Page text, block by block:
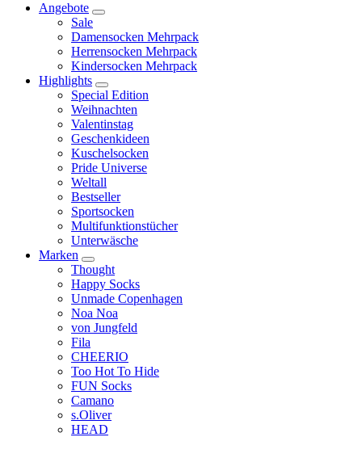
Angebote
Sale
Damensocken Mehrpack
Herrensocken Mehrpack
Kindersocken Mehrpack
Highlights
Special Edition
Weihnachten
Valentinstag
Geschenkideen
Kuschelsocken
Pride Universe
Weltall
Bestseller
Sportsocken
Multifunktionstücher
Unterwäsche
Marken
Thought
Happy Socks
Unmade Copenhagen
Noa Noa
von Jungfeld
Fila
CHEERIO
Too Hot To Hide
FUN Socks
Camano
s.Oliver
HEAD